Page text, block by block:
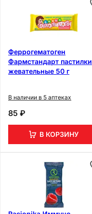
Феррогематоген
Фармстандарт пастилки
жевательные 50 г
В наличии в 5 аптеках
85 ₽
В КОРЗИНУ